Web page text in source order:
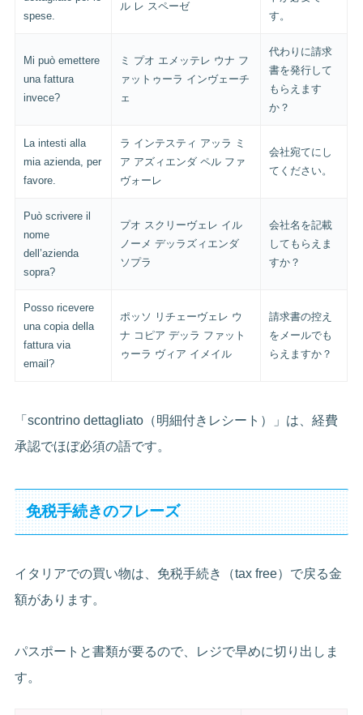
spese.
ル レ スペーゼ
す。
Mi può emettere
una fattura
invece?
ミ プオ エメッテレ ウナ フ
ァットゥーラ インヴェーチ
ェ
代わりに請求
書を発行して
もらえます
か？
La intesti alla
mia azienda, per
favore.
ラ インテスティ アッラ ミ
ア アズィエンダ ペル ファ
ヴォーレ
会社宛てにし
てください。
Può scrivere il
nome
dell’azienda
sopra?
プオ スクリーヴェレ イル
ノーメ デッラズィエンダ
ソプラ
会社名を記載
してもらえま
すか？
Posso ricevere
una copia della
fattura via
email?
ポッソ リチェーヴェレ ウ
ナ コピア デッラ ファット
ゥーラ ヴィア イメイル
請求書の控え
をメールでも
らえますか？
「scontrino dettagliato（明細付きレシート）」は、経費
承認でほぼ必須の語です。
免税手続きのフレーズ
イタリアでの買い物は、免税手続き（tax free）で戻る金
額があります。
パスポートと書類が要るので、レジで早めに切り出しま
す。